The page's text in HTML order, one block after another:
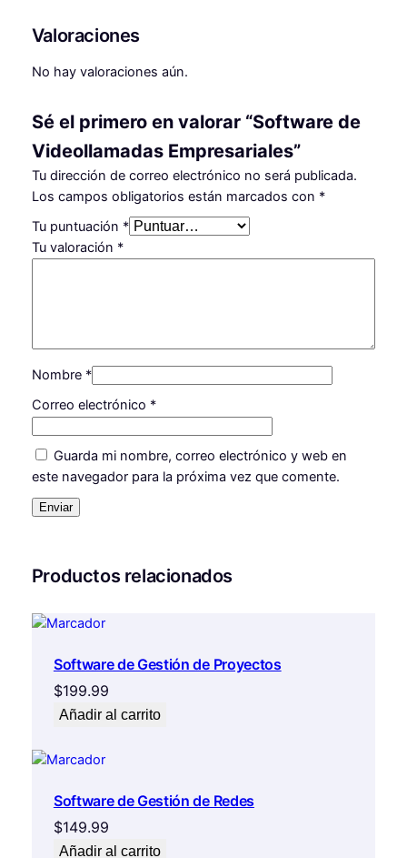
o
l
m
a
d
a
E
m
r
i
a
l
e
s
c
t
i
a
Valoraciones
No hay valoraciones aún.
Sé el primero en valorar “Software de
Videollamadas Empresariales”
Tu dirección de correo electrónico no será publicada.
Los campos obligatorios están marcados con *
Tu puntuación *
Tu valoración *
Nombre *
Correo electrónico *
Guarda mi nombre, correo electrónico y web en
este navegador para la próxima vez que comente.
Productos relacionados
Software de Gestión de Proyectos
$199.99
Añadir al carrito
Software de Gestión de Redes
$149.99
Añadir al carrito